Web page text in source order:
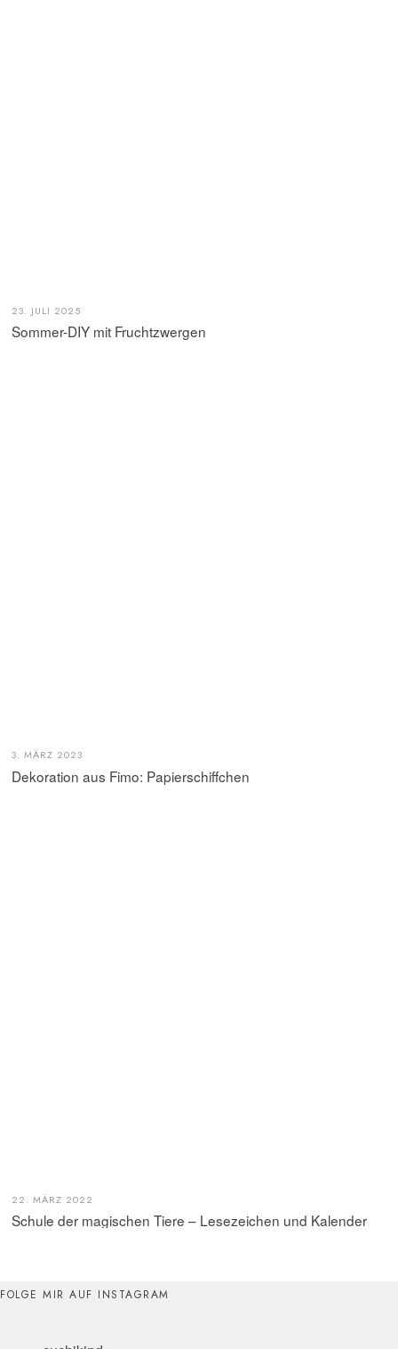
23. JULI 2025
Sommer-DIY mit Fruchtzwergen
3. MÄRZ 2023
Dekoration aus Fimo: Papierschiffchen
22. MÄRZ 2022
Schule der magischen Tiere – Lesezeichen und Kalender
FOLGE MIR AUF INSTAGRAM